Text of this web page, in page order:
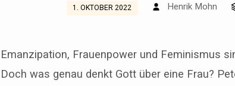
1. OKTOBER 2022 Henrik Mohn
Emanzipation, Frauenpower und Feminismus
Doch was genau denkt Gott über eine Frau?